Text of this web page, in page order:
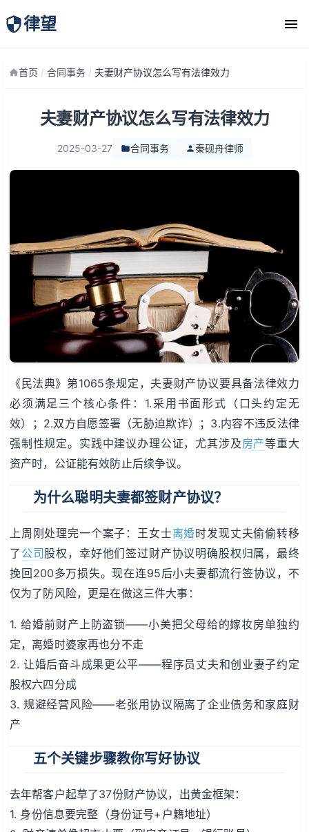
律望
律师团队
首页 / 合同事务 / 夫妻财产协议怎么写有法律效力
夫妻财产协议怎么写有法律效力
2025-03-27 合同事务 秦砚舟律师
《民法典》第1065条规定，夫妻财产协议要具备法律效力
必须满足三个核心条件：1.采用书面形式（口头约定无
效）；2.双方自愿签署（无胁迫欺诈）；3.内容不违反法律
强制性规定。实践中建议办理公证，尤其涉及房产等重大
资产时，公证能有效防止后续争议。
为什么聪明夫妻都签财产协议？
上周刚处理完一个案子：王女士离婚时发现丈夫偷偷转移
了 公司股权，幸好他们签过财产协议明确股权归属，最终
挽回200多万损失。现在连95后小夫妻都流行签协议，不
仅为了防风险，更是在做这三件大事：
1. 给婚前财产上防盗锁——小美把父母给的嫁妆房单独约
定，离婚时婆家再也分不走
2. 让婚后奋斗成果更公平——程序员丈夫和创业妻子约定
股权六四分成
3. 规避经营风险——老张用协议隔离了企业债务和家庭财
产
五个关键步骤教你写好协议
去年帮客户起草了37份财产协议，出黄金框架：
1. 身份信息要完整（身份证号+户籍地址）